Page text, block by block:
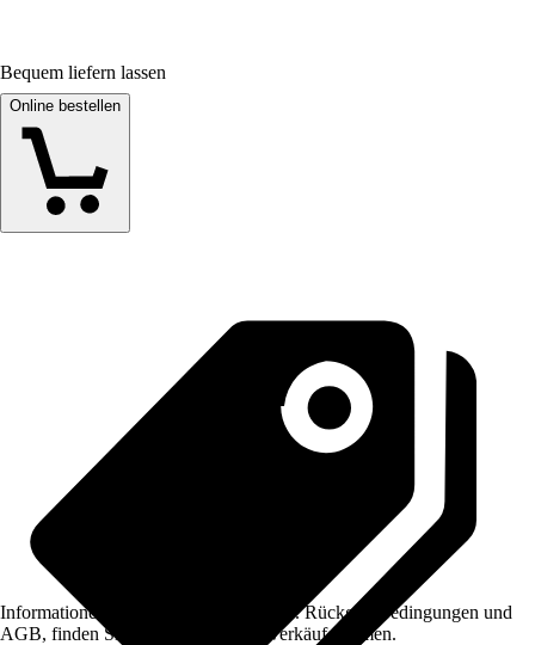
Bequem liefern lassen
Online bestellen
Informationen des Verkäufers, wie z. B. Rückgabebedingungen und
AGB, finden Sie bei Klick auf den Verkäufernamen.